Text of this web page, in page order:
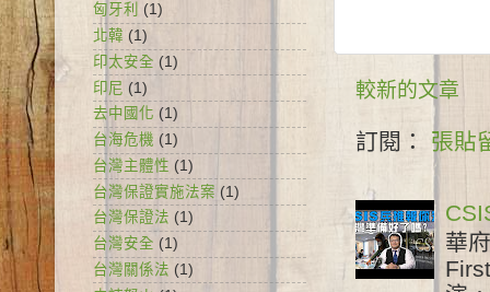
較新的文章
訂閱： 張貼
華
匈牙利
(1)
北韓 (1)
印太安全 (1)
印尼 (1)
去中國化 (1)
台海危機 (1)
台灣主體性 (1)
台灣保證實施法案 (1)
台灣保證法 (1)
台灣安全 (1)
台灣關係法 (1)